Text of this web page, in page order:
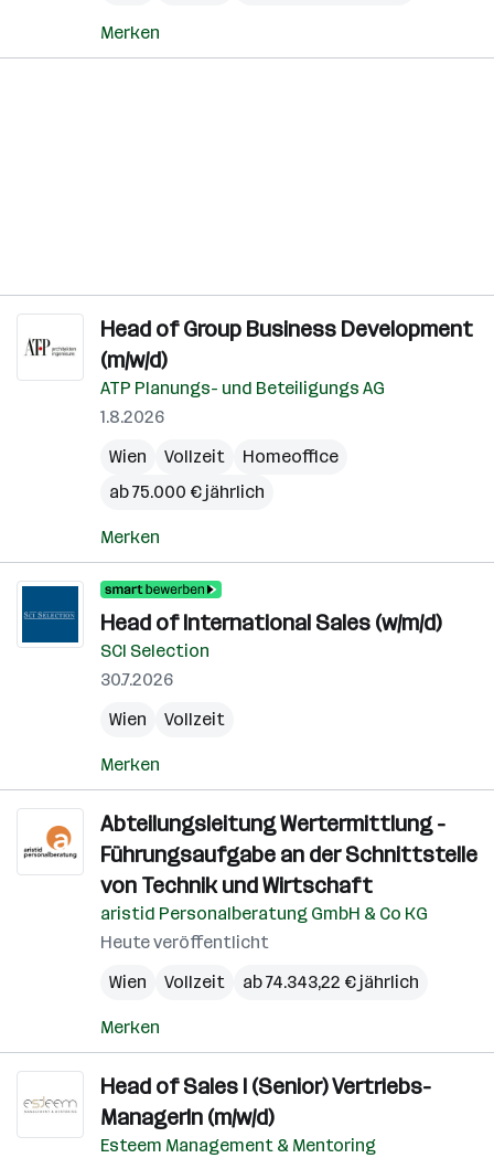
Merken
Head of Group Business Development
(m/w/d)
ATP Planungs- und Beteiligungs AG
1.8.2026
Wien
Vollzeit
Homeoffice
ab 75.000 € jährlich
Merken
Head of International Sales (w/m/d)
SCI Selection
30.7.2026
Wien
Vollzeit
Merken
Abteilungsleitung Wertermittlung -
Führungsaufgabe an der Schnittstelle
von Technik und Wirtschaft
aristid Personalberatung GmbH & Co KG
Heute veröffentlicht
Wien
Vollzeit ab 74.343,22 € jährlich
Merken
Head of Sales I (Senior) Vertriebs-
ManagerIn (m/w/d)
Esteem Management & Mentoring